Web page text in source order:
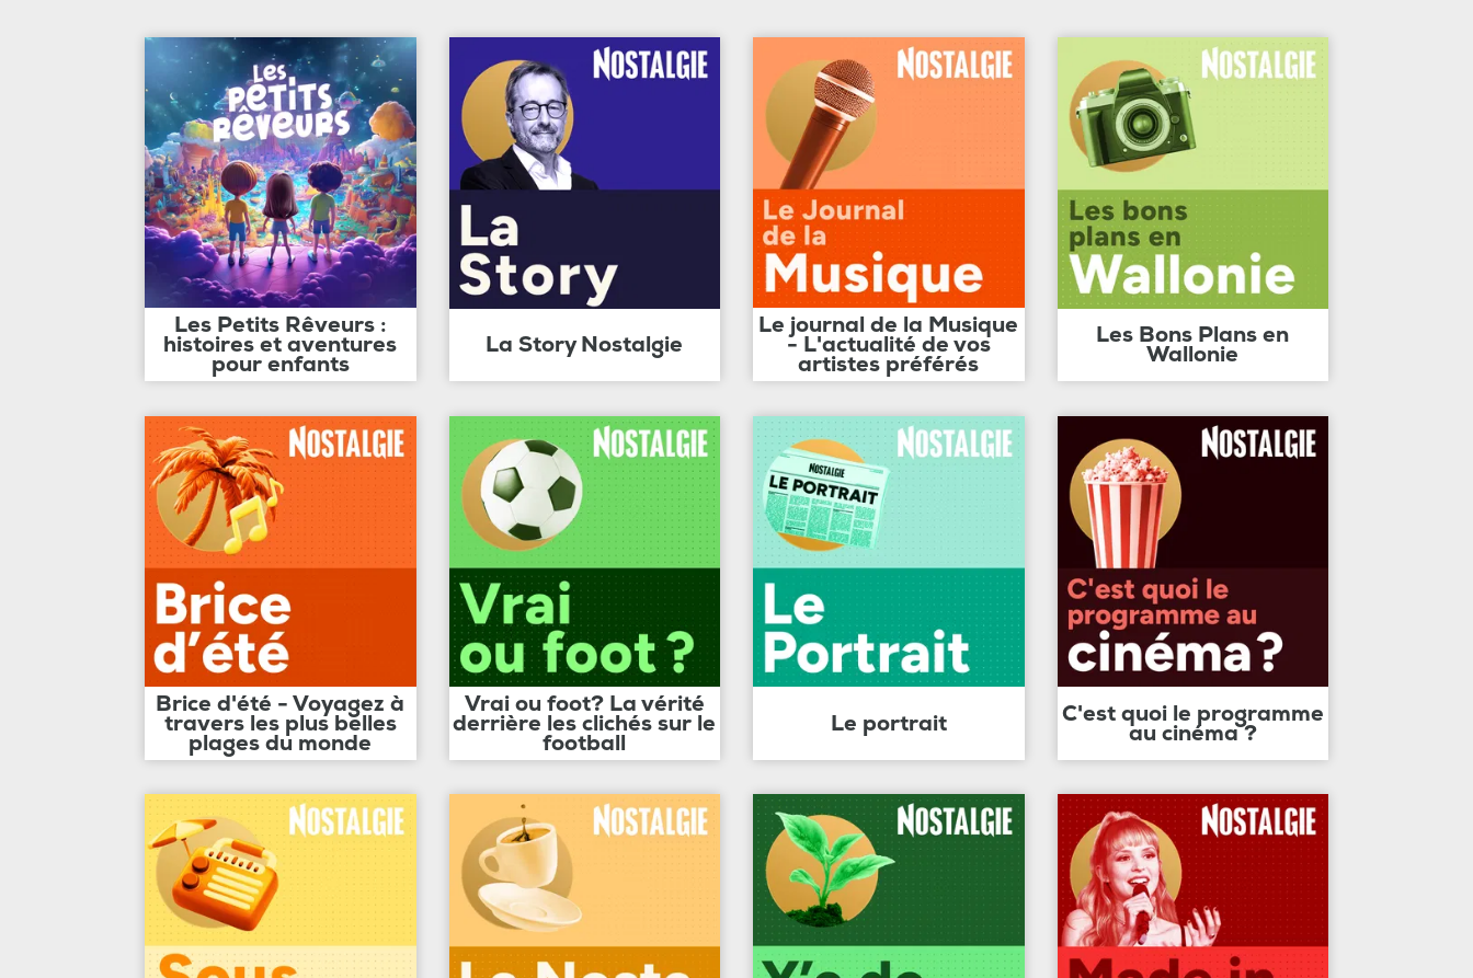
Les Petits Rêveurs :
histoires et aventures
pour enfants
La Story Nostalgie
Le journal de la Musique
- L'actualité de vos
artistes préférés
Les Bons Plans en
Wallonie
Brice d'été - Voyagez à
travers les plus belles
plages du monde
Vrai ou foot? La vérité
derrière les clichés sur le
football
Le portrait C'est quoi le programme
au cinéma ?